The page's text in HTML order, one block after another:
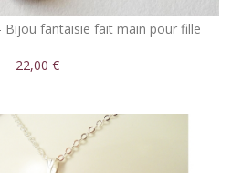
Bijou fantaisie fait main pour fille
22,00 €